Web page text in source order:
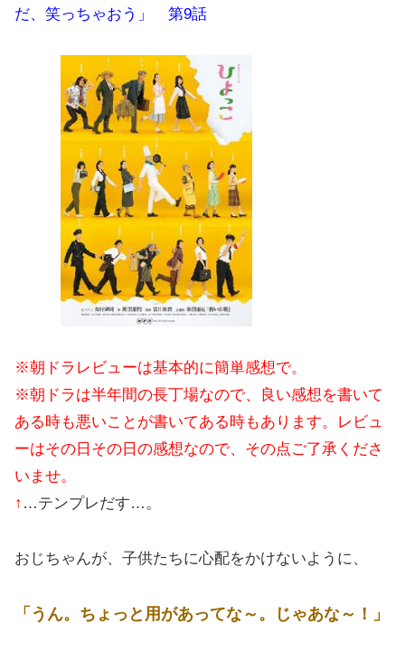
だ、笑っちゃおう」 第9話
※朝ドラレビューは基本的に簡単感想で。
※朝ドラは半年間の長丁場なので、良い感想を書いて
ある時も悪いことが書いてある時もあります。レビュ
ーはその日その日の感想なので、その点ご了承くださ
いませ。
↑ …テンプレだす…。
おじちゃんが、子供たちに心配をかけないように、
「うん。ちょっと用があってな～。じゃあな～！」